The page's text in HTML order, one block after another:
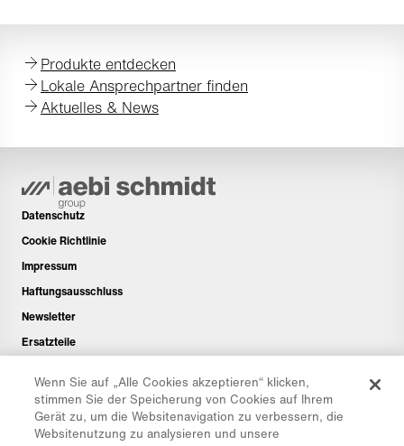
Produkte entdecken
Lokale Ansprechpartner finden
Aktuelles & News
Datenschutz
Cookie Richtlinie
Impressum
Haftungsausschluss
Newsletter
Ersatzteile
CO₂-Rechner
TCO-Rechner
Händler & Standorte
Wenn Sie auf „Alle Cookies akzeptieren“ klicken,
stimmen Sie der Speicherung von Cookies auf Ihrem
Gerät zu, um die Websitenavigation zu verbessern, die
Websitenutzung zu analysieren und unsere